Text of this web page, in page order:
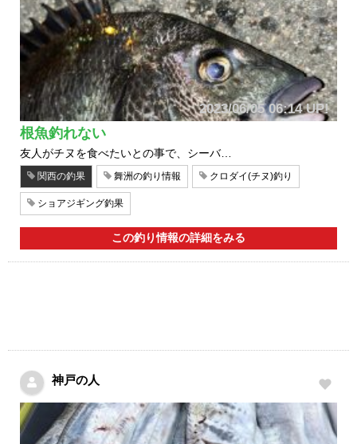
2023/06/05 06:14 UP!
根魚釣れない
友人がチヌを食べたいとの事で、シーバ…
関西の釣果 舞洲の釣り情報 クロダイ(チヌ)釣り
ショアジギング釣果
この釣り情報の詳細をみる
神戸の人